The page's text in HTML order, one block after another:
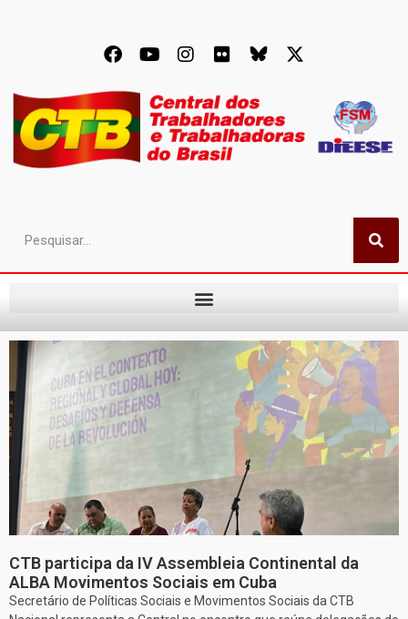
CTB participa da IV Assembleia Continental da
ALBA Movimentos Sociais em Cuba
Secretário de Políticas Sociais e Movimentos Sociais da CTB